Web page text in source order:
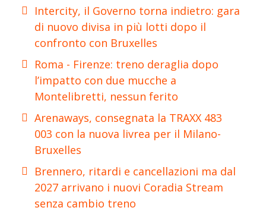
Intercity, il Governo torna indietro: gara
di nuovo divisa in più lotti dopo il
confronto con Bruxelles
Roma - Firenze: treno deraglia dopo
l’impatto con due mucche a
Montelibretti, nessun ferito
Arenaways, consegnata la TRAXX 483
003 con la nuova livrea per il Milano-
Bruxelles
Brennero, ritardi e cancellazioni ma dal
2027 arrivano i nuovi Coradia Stream
senza cambio treno